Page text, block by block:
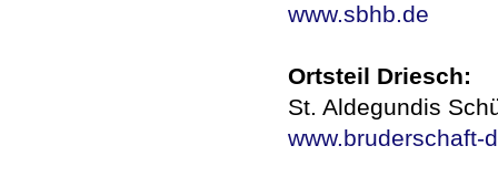
www.sbhb.de
Ortsteil Driesch:
St. Aldegundis
www.bruderschaft-